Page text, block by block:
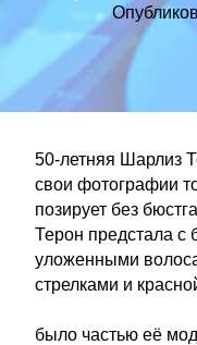
50-летняя Шарлиз
свои фотографии
позирует без
Терон предстала с
уложенными
стрелками и
было частью её
Рубрики»
Контакт»